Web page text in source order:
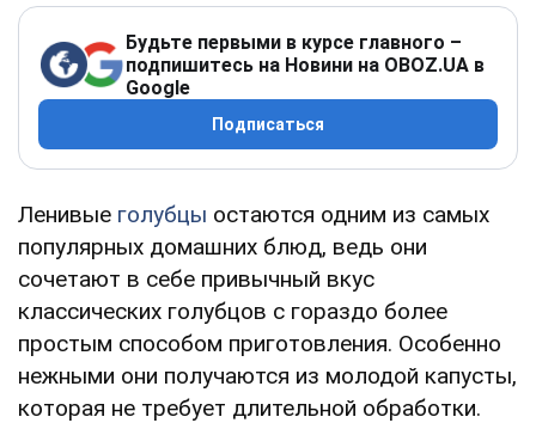
Будьте первыми в курсе главного –
подпишитесь на Новини на OBOZ.UA в
Google
Подписаться
Ленивые голубцы остаются одним из самых
популярных домашних блюд, ведь они
сочетают в себе привычный вкус
классических голубцов с гораздо более
простым способом приготовления. Особенно
нежными они получаются из молодой капусты,
которая не требует длительной обработки.